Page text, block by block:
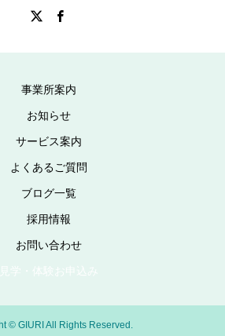
事業所案内
お知らせ
サービス案内
よくあるご質問
ブログ一覧
採用情報
お問い合わせ
見学・体験お申込み
© GIURI All Rights Reserved.